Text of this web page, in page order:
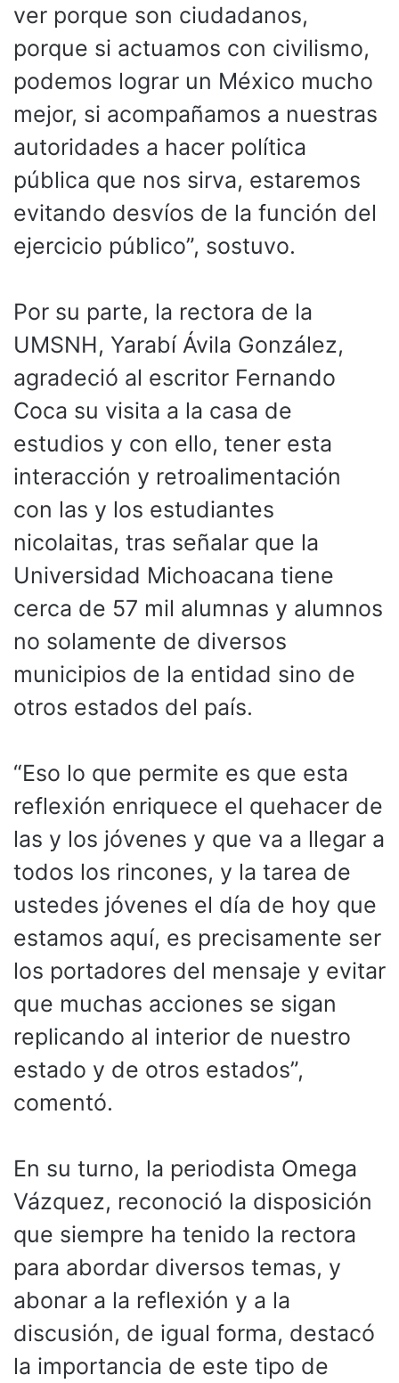
ver porque son ciudadanos,
porque si actuamos con civilismo,
podemos lograr un México mucho
mejor, si acompañamos a nuestras
autoridades a hacer política
pública que nos sirva, estaremos
evitando desvíos de la función del
ejercicio público”, sostuvo.
Por su parte, la rectora de la
UMSNH, Yarabí Ávila González,
agradeció al escritor Fernando
Coca su visita a la casa de
estudios y con ello, tener esta
interacción y retroalimentación
con las y los estudiantes
nicolaitas, tras señalar que la
Universidad Michoacana tiene
cerca de 57 mil alumnas y alumnos
no solamente de diversos
municipios de la entidad sino de
otros estados del país.
“Eso lo que permite es que esta
reflexión enriquece el quehacer de
las y los jóvenes y que va a llegar a
todos los rincones, y la tarea de
ustedes jóvenes el día de hoy que
estamos aquí, es precisamente ser
los portadores del mensaje y evitar
que muchas acciones se sigan
replicando al interior de nuestro
estado y de otros estados”,
comentó.
En su turno, la periodista Omega
Vázquez, reconoció la disposición
que siempre ha tenido la rectora
para abordar diversos temas, y
abonar a la reflexión y a la
discusión, de igual forma, destacó
la importancia de este tipo de